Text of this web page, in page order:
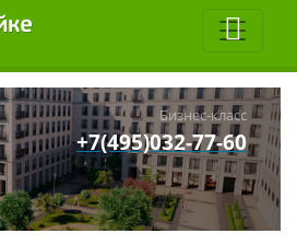
Бизнес-класс
+7(495)032-77-60